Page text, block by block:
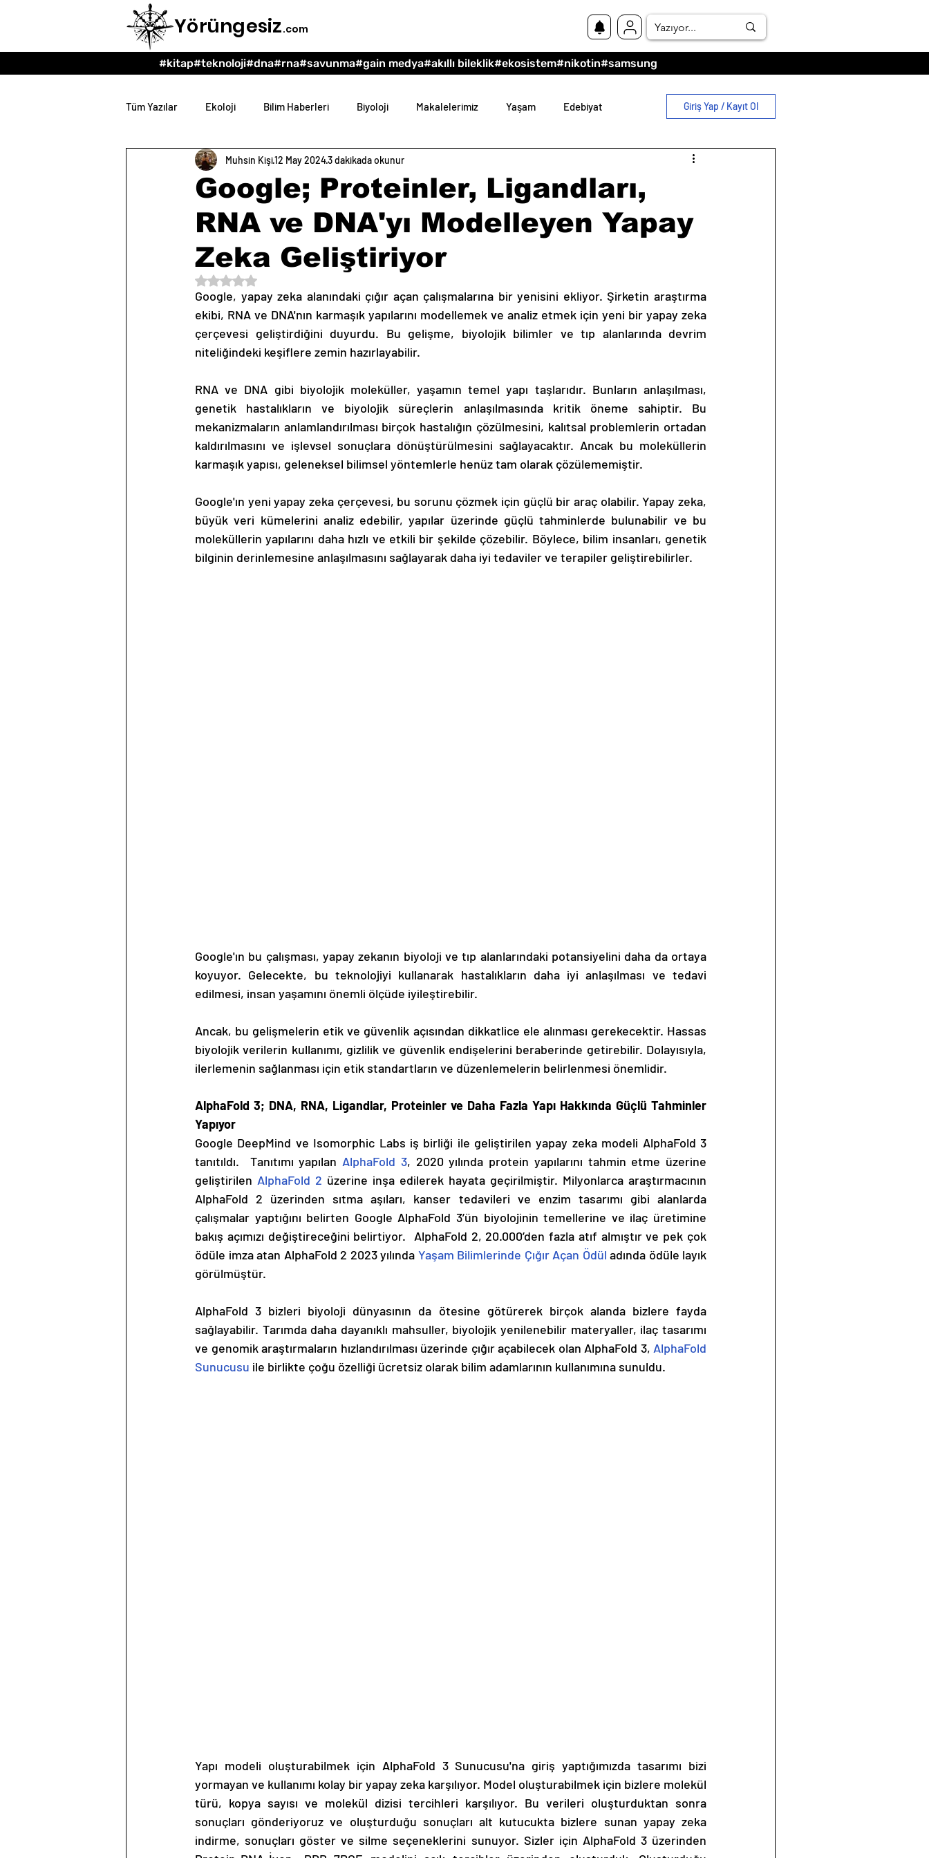
Yörüngesiz.com
Tüm Yazılar Ekoloji Bilim Haberleri Biyoloji Makalelerimiz Yaşam Edebiyat
Psikoloji Eğitim Felsefe
Giriş Yap / Kayıt Ol
Google; Proteinler, Ligandları,
RNA ve DNA'yı Modelleyen Yapay
Zeka Geliştiriyor
Muhsin Kişi12 May 20243 dakikada okunur
5 üzerinden NaN yıldız
Google, yapay zeka alanındaki çığır açan çalışmalarına bir yenisini ekliyor. Şirketin araştırma
ekibi, RNA ve DNA'nın karmaşık yapılarını modellemek ve analiz etmek için yeni bir yapay zeka
çerçevesi geliştirdiğini duyurdu. Bu gelişme, biyolojik bilimler ve tıp alanlarında devrim
niteliğindeki keşiflere zemin hazırlayabilir.
RNA ve DNA gibi biyolojik moleküller, yaşamın temel yapı taşlarıdır. Bunların anlaşılması,
genetik hastalıkların ve biyolojik süreçlerin anlaşılmasında kritik öneme sahiptir. Bu
mekanizmaların anlamlandırılması birçok hastalığın çözülmesini, kalıtsal problemlerin ortadan
kaldırılmasını ve işlevsel sonuçlara dönüştürülmesini sağlayacaktır. Ancak bu moleküllerin
karmaşık yapısı, geleneksel bilimsel yöntemlerle henüz tam olarak çözülememiştir.
Google'ın yeni yapay zeka çerçevesi, bu sorunu çözmek için güçlü bir araç olabilir. Yapay zeka,
büyük veri kümelerini analiz edebilir, yapılar üzerinde güçlü tahminlerde bulunabilir ve bu
moleküllerin yapılarını daha hızlı ve etkili bir şekilde çözebilir. Böylece, bilim insanları, genetik
bilginin derinlemesine anlaşılmasını sağlayarak daha iyi tedaviler ve terapiler geliştirebilirler.
Google'ın bu çalışması, yapay zekanın biyoloji ve tıp alanlarındaki potansiyelini daha da ortaya
koyuyor. Gelecekte, bu teknolojiyi kullanarak hastalıkların daha iyi anlaşılması ve tedavi
edilmesi, insan yaşamını önemli ölçüde iyileştirebilir.
Ancak, bu gelişmelerin etik ve güvenlik açısından dikkatlice ele alınması gerekecektir. Hassas
biyolojik verilerin kullanımı, gizlilik ve güvenlik endişelerini beraberinde getirebilir. Dolayısıyla,
ilerlemenin sağlanması için etik standartların ve düzenlemelerin belirlenmesi önemlidir.
AlphaFold 3; DNA, RNA, Ligandlar, Proteinler ve Daha Fazla Yapı Hakkında Güçlü Tahminler
Yapıyor
Google DeepMind ve Isomorphic Labs iş birliği ile geliştirilen yapay zeka modeli AlphaFold 3
tanıtıldı.  Tanıtımı yapılan AlphaFold 3, 2020 yılında protein yapılarını tahmin etme üzerine
geliştirilen AlphaFold 2 üzerine inşa edilerek hayata geçirilmiştir. Milyonlarca araştırmacının
AlphaFold 2 üzerinden sıtma aşıları, kanser tedavileri ve enzim tasarımı gibi alanlarda
çalışmalar yaptığını belirten Google AlphaFold 3’ün biyolojinin temellerine ve ilaç üretimine
bakış açımızı değiştireceğini belirtiyor.  AlphaFold 2, 20.000’den fazla atıf almıştır ve pek çok
ödüle imza atan AlphaFold 2 2023 yılında Yaşam Bilimlerinde Çığır Açan Ödül adında ödüle layık
görülmüştür.
AlphaFold 3 bizleri biyoloji dünyasının da ötesine götürerek birçok alanda bizlere fayda
sağlayabilir. Tarımda daha dayanıklı mahsuller, biyolojik yenilenebilir materyaller, ilaç tasarımı
ve genomik araştırmaların hızlandırılması üzerinde çığır açabilecek olan AlphaFold 3, AlphaFold
Sunucusu ile birlikte çoğu özelliği ücretsiz olarak bilim adamlarının kullanımına sunuldu.
Yapı modeli oluşturabilmek için AlphaFold 3 Sunucusu'na giriş yaptığımızda tasarımı bizi
yormayan ve kullanımı kolay bir yapay zeka karşılıyor. Model oluşturabilmek için bizlere molekül
türü, kopya sayısı ve molekül dizisi tercihleri karşılıyor. Bu verileri oluşturduktan sonra
sonuçları gönderiyoruz ve oluşturduğu sonuçları alt kutucukta bizlere sunan yapay zeka
indirme, sonuçları göster ve silme seçeneklerini sunuyor. Sizler için AlphaFold 3 üzerinden
#kitap#teknoloji#dna#rna#savunma#gain medya#akıllı bileklik#ekosistem#nikotin#samsung